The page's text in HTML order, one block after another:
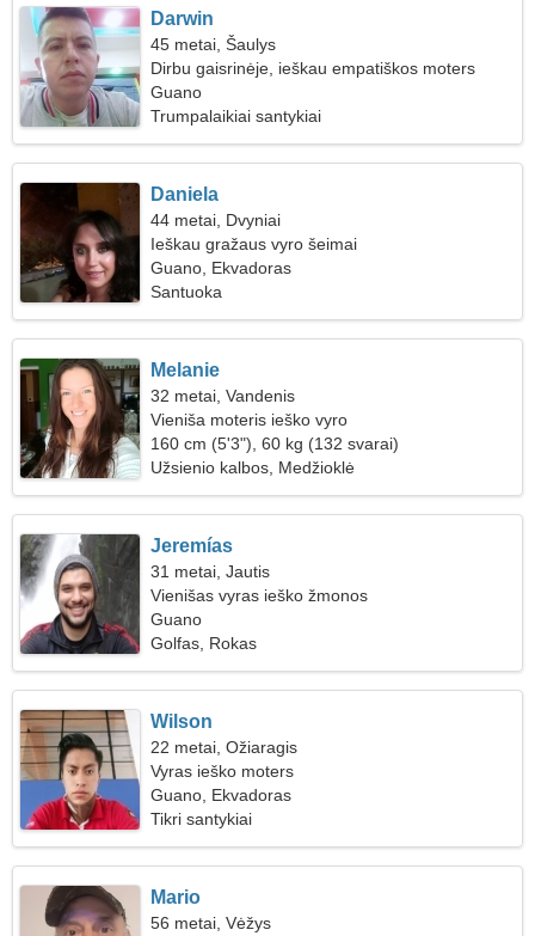
Darwin
45 metai, Šaulys
Dirbu gaisrinėje, ieškau empatiškos moters
Guano
Trumpalaikiai santykiai
Daniela
44 metai, Dvyniai
Ieškau gražaus vyro šeimai
Guano, Ekvadoras
Santuoka
Melanie
32 metai, Vandenis
Vieniša moteris ieško vyro
160 cm (5'3"), 60 kg (132 svarai)
Užsienio kalbos, Medžioklė
Jeremías
31 metai, Jautis
Vienišas vyras ieško žmonos
Guano
Golfas, Rokas
Wilson
22 metai, Ožiaragis
Vyras ieško moters
Guano, Ekvadoras
Tikri santykiai
Mario
56 metai, Vėžys